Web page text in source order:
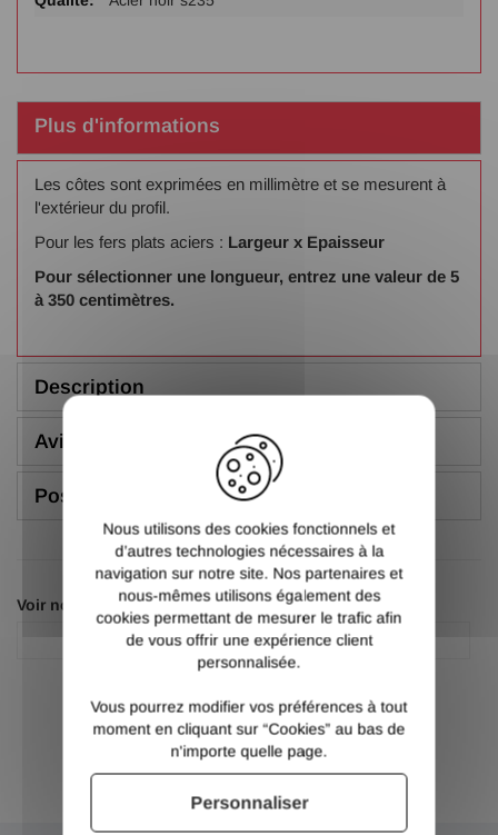
Plus d'informations
Les côtes sont exprimées en millimètre et se mesurent à
l'extérieur du profil.
Pour les fers plats aciers : Largeur x Epaisseur
Pour sélectionner une longueur, entrez une valeur de 5
à 350 centimètres.
Description
Avis (5.00/5)
Poser une question
Voir nos autres pages :
Fer plat acier
Fer plat acier
Nous utilisons des cookies fonctionnels et
d’autres technologies nécessaires à la
navigation sur notre site. Nos partenaires et
nous-mêmes utilisons également des
cookies permettant de mesurer le trafic afin
de vous offrir une expérience client
personnalisée.
Vous pourrez modifier vos préférences à tout
moment en cliquant sur “Cookies” au bas de
n'importe quelle page.
Personnaliser